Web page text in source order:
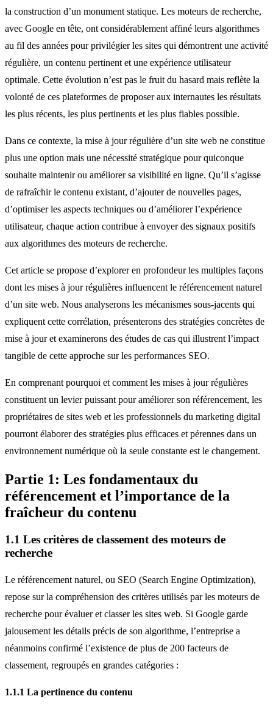
la construction d’un monument statique. Les moteurs de recherche,
avec Google en tête, ont considérablement affiné leurs algorithmes
au fil des années pour privilégier les sites qui démontrent une activité
régulière, un contenu pertinent et une expérience utilisateur
optimale. Cette évolution n’est pas le fruit du hasard mais reflète la
volonté de ces plateformes de proposer aux internautes les résultats
les plus récents, les plus pertinents et les plus fiables possible.
Dans ce contexte, la mise à jour régulière d’un site web ne constitue
plus une option mais une nécessité stratégique pour quiconque
souhaite maintenir ou améliorer sa visibilité en ligne. Qu’il s’agisse
de rafraîchir le contenu existant, d’ajouter de nouvelles pages,
d’optimiser les aspects techniques ou d’améliorer l’expérience
utilisateur, chaque action contribue à envoyer des signaux positifs
aux algorithmes des moteurs de recherche.
Cet article se propose d’explorer en profondeur les multiples façons
dont les mises à jour régulières influencent le référencement naturel
d’un site web. Nous analyserons les mécanismes sous-jacents qui
expliquent cette corrélation, présenterons des stratégies concrètes de
mise à jour et examinerons des études de cas qui illustrent l’impact
tangible de cette approche sur les performances SEO.
En comprenant pourquoi et comment les mises à jour régulières
constituent un levier puissant pour améliorer son référencement, les
propriétaires de sites web et les professionnels du marketing digital
pourront élaborer des stratégies plus efficaces et pérennes dans un
environnement numérique où la seule constante est le changement.
Partie 1: Les fondamentaux du
référencement et l’importance de la
fraîcheur du contenu
1.1 Les critères de classement des moteurs de
recherche
Le référencement naturel, ou SEO (Search Engine Optimization),
repose sur la compréhension des critères utilisés par les moteurs de
recherche pour évaluer et classer les sites web. Si Google garde
jalousement les détails précis de son algorithme, l’entreprise a
néanmoins confirmé l’existence de plus de 200 facteurs de
classement, regroupés en grandes catégories :
1.1.1 La pertinence du contenu